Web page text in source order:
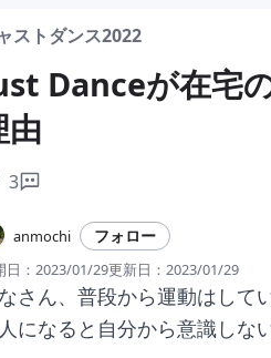
ストダンス2022
Danceが在宅
由
3
anmochi フォロー
日： 2023/01/29更新日： 2023/01/29
さん、普段から運動はして
になると自分から意識しな